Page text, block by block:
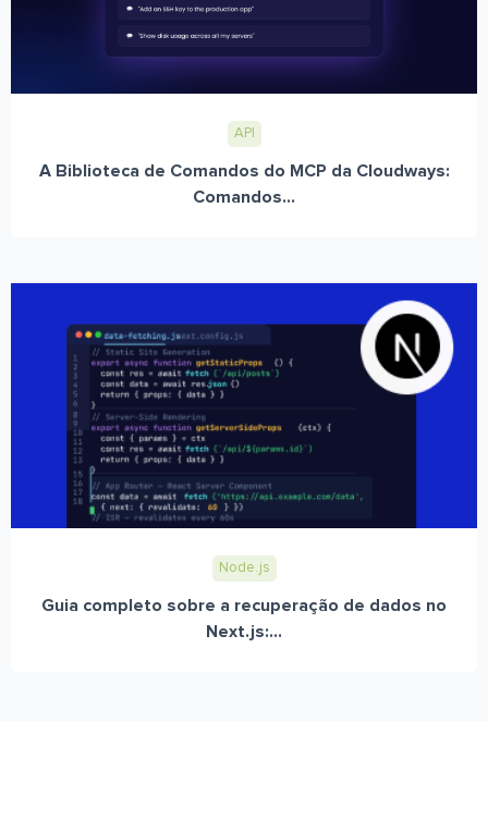
API
A Biblioteca de Comandos do MCP da Cloudways:
Comandos...
Node.js
Guia completo sobre a recuperação de dados no
Next.js:...